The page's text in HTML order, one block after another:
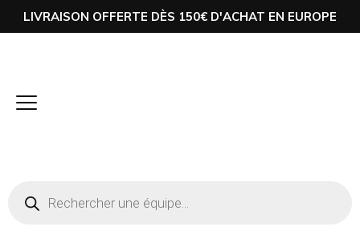
LIVRAISON OFFERTE DÈS 150€ D'ACHAT EN EUROPE